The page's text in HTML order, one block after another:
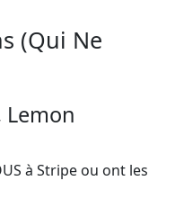
(Qui Ne
Lemon
à Stripe ou ont les